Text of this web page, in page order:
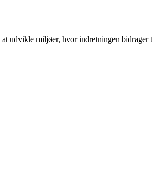
udvikle miljøer, hvor indretningen bidrager